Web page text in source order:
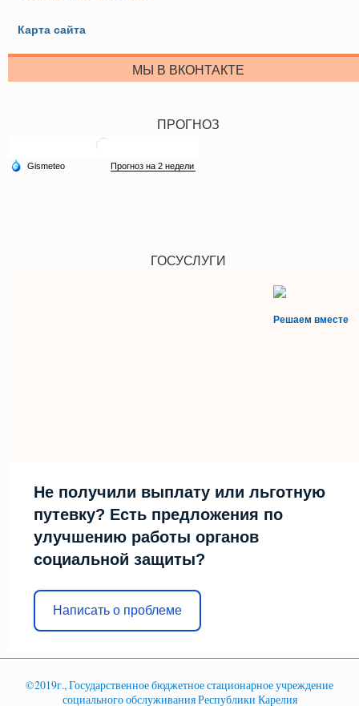
Карта сайта
МЫ В ВКОНТАКТЕ
ПРОГНОЗ
ГОСУСЛУГИ
Решаем вместе
Не получили выплату или льготную
путевку? Есть предложения по
улучшению работы органов
социальной защиты?
Написать о проблеме
©2019г., Государственное бюджетное стационарное учреждение
социального обслуживания Республики Карелия